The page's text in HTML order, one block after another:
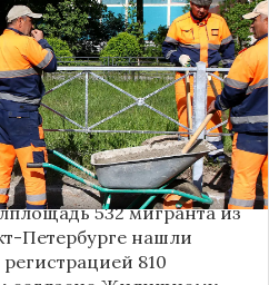
учетной нормы для
в жилых помещениях.
законопроект повторил
инициатив,
. Инициатива
борьбы с незаконной
Калужской области
полгода успела
532 мигранта из
Петербурге нашли
810